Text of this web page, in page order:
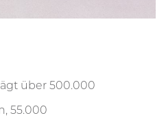
über 500.000
55.000